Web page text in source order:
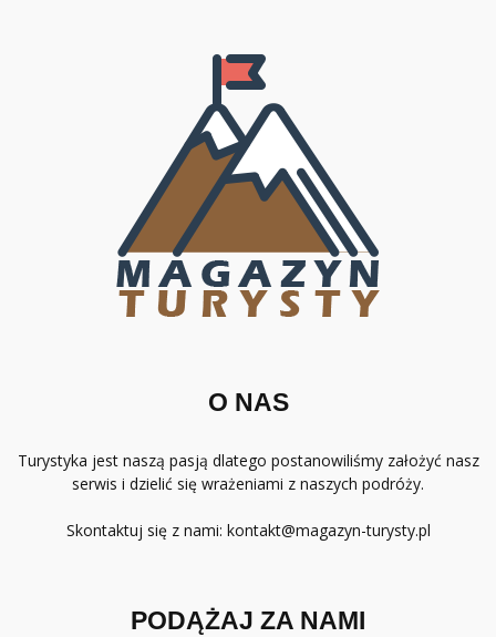
O NAS
Turystyka jest naszą pasją dlatego postanowiliśmy założyć nasz
serwis i dzielić się wrażeniami z naszych podróży.
Skontaktuj się z nami: kontakt@magazyn-turysty.pl
PODĄŻAJ ZA NAMI